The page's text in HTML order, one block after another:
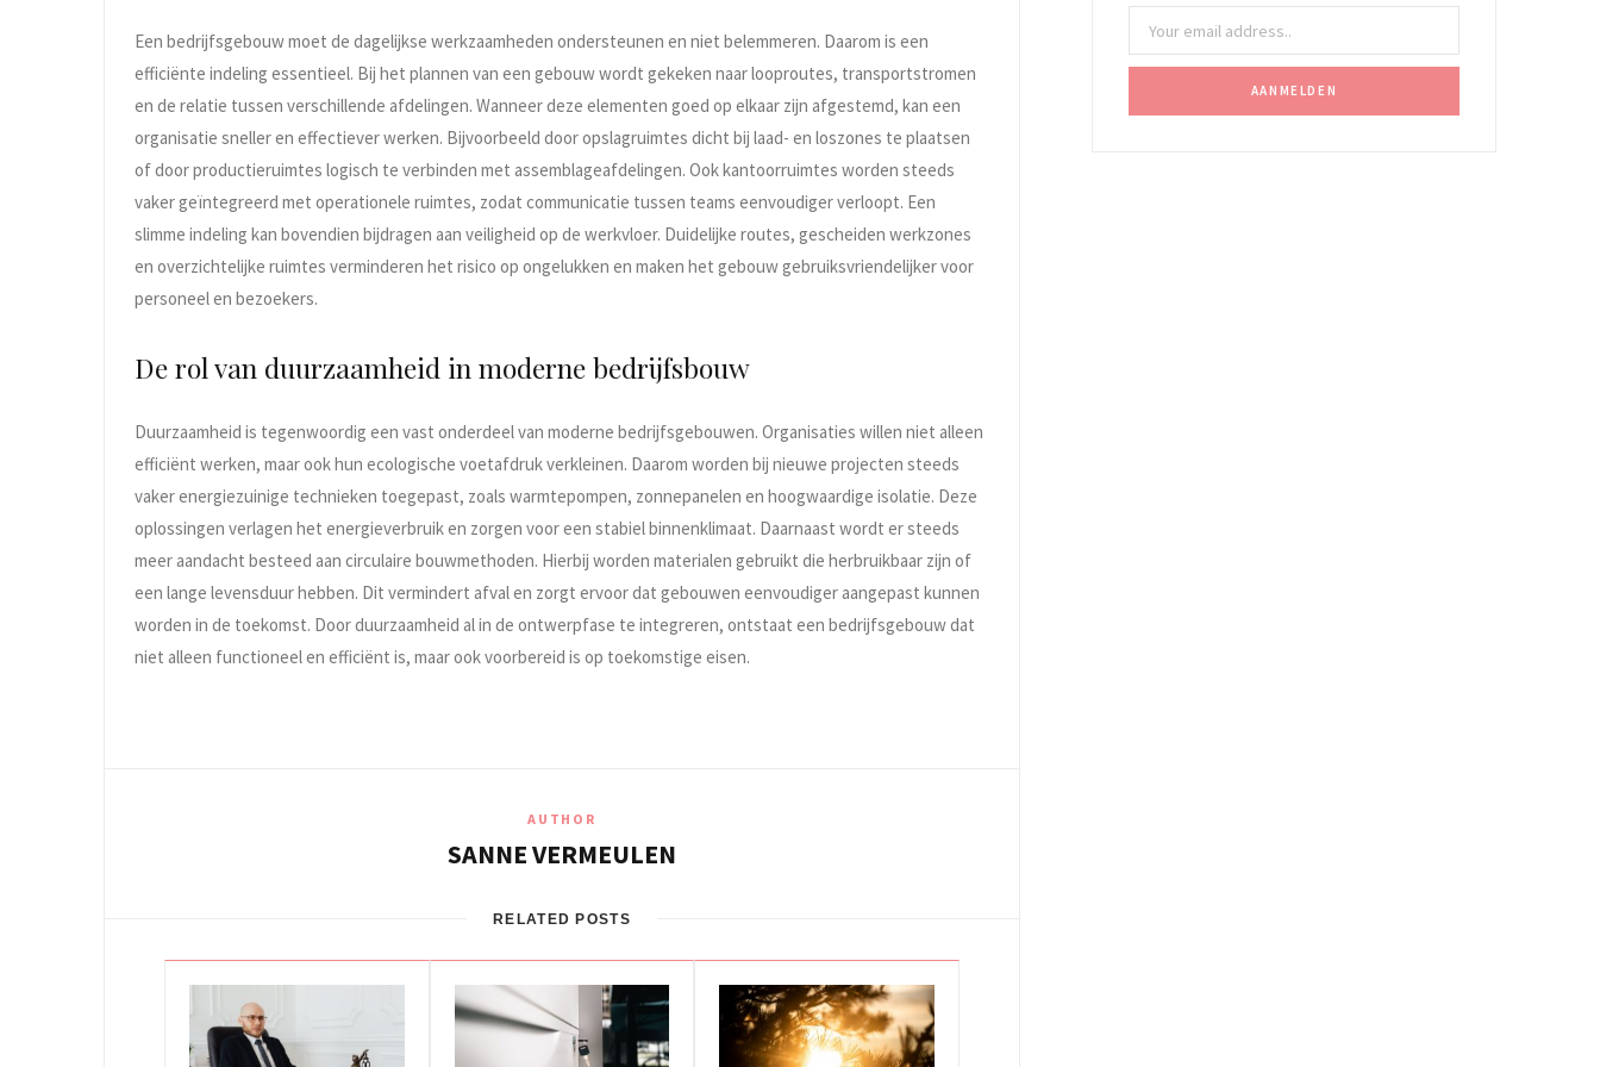
Een bedrijfsgebouw moet de dagelijkse werkzaamheden ondersteunen en niet belemmeren. Daarom is een
efficiënte indeling essentieel. Bij het plannen van een gebouw wordt gekeken naar looproutes, transportstromen
en de relatie tussen verschillende afdelingen. Wanneer deze elementen goed op elkaar zijn afgestemd, kan een
organisatie sneller en effectiever werken. Bijvoorbeeld door opslagruimtes dicht bij laad- en loszones te plaatsen
of door productieruimtes logisch te verbinden met assemblageafdelingen. Ook kantoorruimtes worden steeds
vaker geïntegreerd met operationele ruimtes, zodat communicatie tussen teams eenvoudiger verloopt. Een
slimme indeling kan bovendien bijdragen aan veiligheid op de werkvloer. Duidelijke routes, gescheiden werkzones
en overzichtelijke ruimtes verminderen het risico op ongelukken en maken het gebouw gebruiksvriendelijker voor
personeel en bezoekers.
De rol van duurzaamheid in moderne bedrijfsbouw
Duurzaamheid is tegenwoordig een vast onderdeel van moderne bedrijfsgebouwen. Organisaties willen niet alleen
efficiënt werken, maar ook hun ecologische voetafdruk verkleinen. Daarom worden bij nieuwe projecten steeds
vaker energiezuinige technieken toegepast, zoals warmtepompen, zonnepanelen en hoogwaardige isolatie. Deze
oplossingen verlagen het energieverbruik en zorgen voor een stabiel binnenklimaat. Daarnaast wordt er steeds
meer aandacht besteed aan circulaire bouwmethoden. Hierbij worden materialen gebruikt die herbruikbaar zijn of
een lange levensduur hebben. Dit vermindert afval en zorgt ervoor dat gebouwen eenvoudiger aangepast kunnen
worden in de toekomst. Door duurzaamheid al in de ontwerpfase te integreren, ontstaat een bedrijfsgebouw dat
niet alleen functioneel en efficiënt is, maar ook voorbereid is op toekomstige eisen.
AUTHOR
SANNE VERMEULEN
RELATED POSTS